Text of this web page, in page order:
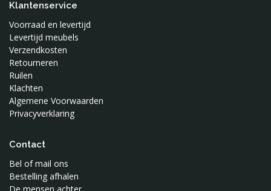
Klantenservice
Voorraad en levertijd
Levertijd meubels
Verzendkosten
Retourneren
Ruilen
Klachten
Algemene Voorwaarden
Privacyverklaring
Contact
Bel of mail ons
Bestelling afhalen